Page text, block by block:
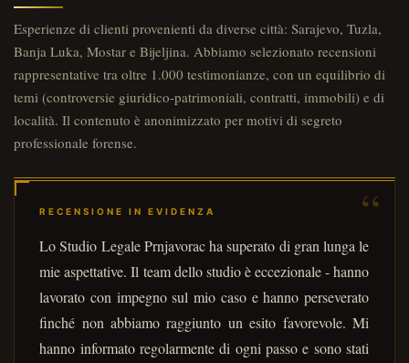
Esperienze di clienti provenienti da diverse città: Sarajevo, Tuzla,
Banja Luka, Mostar e Bijeljina. Abbiamo selezionato recensioni
rappresentative tra oltre 1.000 testimonianze, con un equilibrio di
temi (controversie giuridico-patrimoniali, contratti, immobili) e di
località. Il contenuto è anonimizzato per motivi di segreto
professionale forense.
RECENSIONE IN EVIDENZA
Lo Studio Legale Prnjavorac ha superato di gran lunga le
mie aspettative. Il team dello studio è eccezionale - hanno
lavorato con impegno sul mio caso e hanno perseverato
finché non abbiamo raggiunto un esito favorevole. Mi
hanno informato regolarmente di ogni passo e sono stati